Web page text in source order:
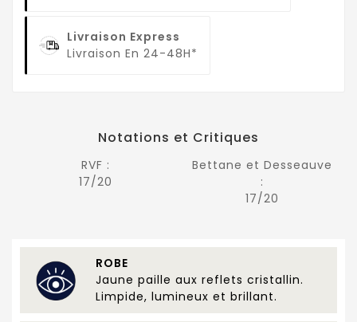
Livraison Express
Livraison En 24-48H*
Notations et Critiques
RVF :
17/20
Bettane et Desseauve
:
17/20
ROBE
Jaune paille aux reflets cristallin.
Limpide, lumineux et brillant.